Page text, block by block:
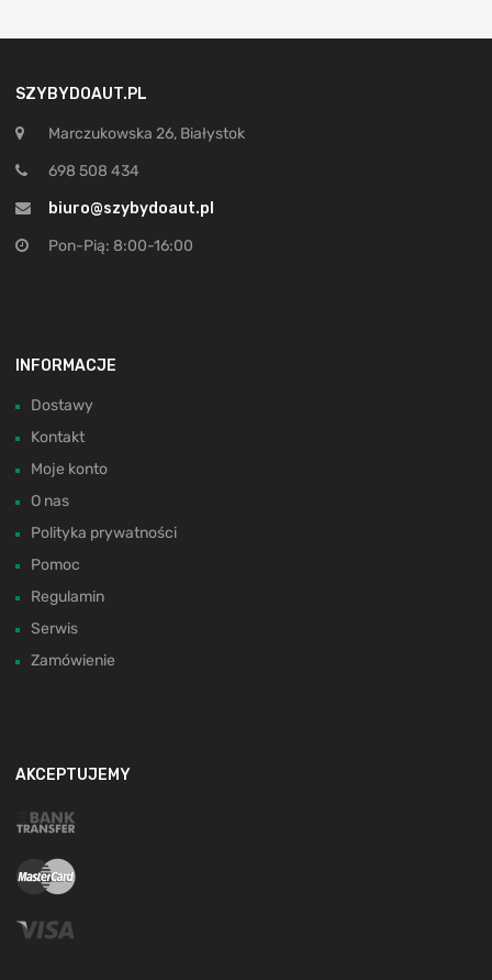
SZYBYDOAUT.PL
Marczukowska 26, Białystok
698 508 434
biuro@szybydoaut.pl
Pon-Pią: 8:00-16:00
INFORMACJE
Dostawy
Kontakt
Moje konto
O nas
Polityka prywatności
Pomoc
Regulamin
Serwis
Zamówienie
AKCEPTUJEMY